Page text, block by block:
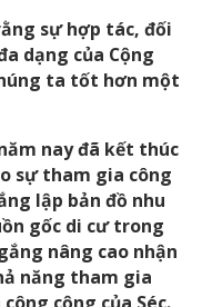
sự hợp tác, đối
dạng của Cộng
ta tốt hơn một
nay đã kết thúc
sự tham gia công
lập bản đồ nhu
gốc di cư trong
nâng cao nhận
năng tham gia